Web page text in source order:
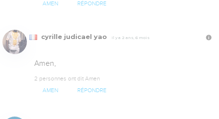
AMEN RÉPONDRE
cyrille judicael yao Il y a 2 ans, 6 mois
Amen,
2 personnes ont dit Amen
AMEN RÉPONDRE